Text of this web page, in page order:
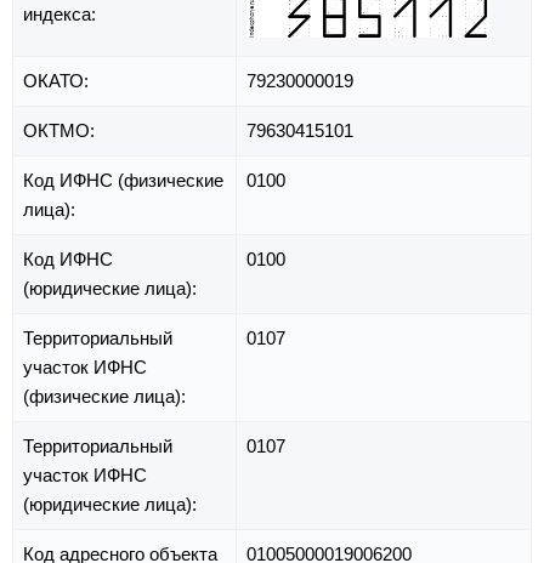
индекса:
ОКАТО: 79230000019
ОКТМО: 79630415101
Код ИФНС (физические
лица):
0100
Код ИФНС
(юридические лица):
0100
Территориальный
участок ИФНС
(физические лица):
0107
Территориальный
участок ИФНС
(юридические лица):
0107
Код адресного объекта
01005000019006200